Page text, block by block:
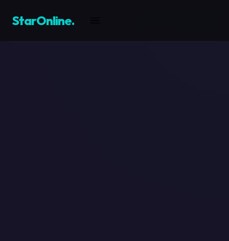
StarOnline.